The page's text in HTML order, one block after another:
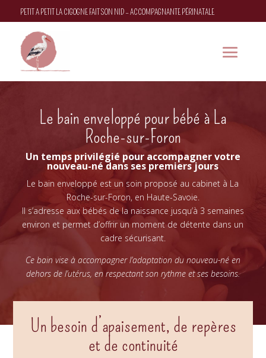
PETIT A PETIT LA CIGOGNE FAIT SON NID – ACCOMPAGNANTE PÉRINATALE
Le bain enveloppé pour bébé à La
Roche-sur-Foron
Un temps privilégié pour accompagner votre
nouveau-né dans ses premiers jours
Le bain enveloppé est un soin proposé au cabinet à La
Roche-sur-Foron, en Haute-Savoie.
Il s’adresse aux bébés de la naissance jusqu’à 3 semaines
environ et permet d’offrir un moment de détente dans un
cadre sécurisant.
Ce bain vise à accompagner l’adaptation du nouveau-né en
dehors de l’utérus, en respectant son rythme et ses besoins.
Un besoin d’apaisement, de repères
et de continuité